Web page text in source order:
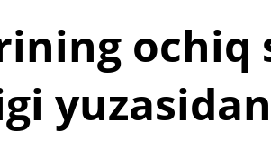
ochiq
yuzasidan